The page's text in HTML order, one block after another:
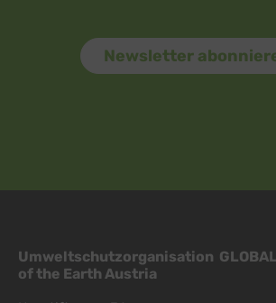
Umweltschutzorganisation
of the Earth Austria